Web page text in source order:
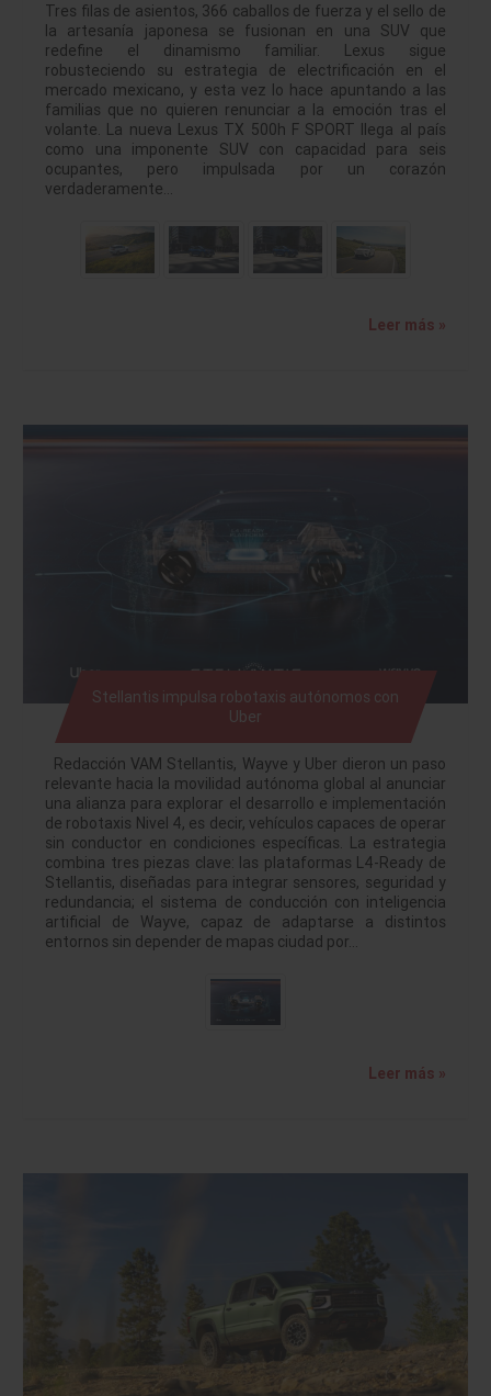
Tres filas de asientos, 366 caballos de fuerza y el sello de
la artesanía japonesa se fusionan en una SUV que
redefine el dinamismo familiar. Lexus sigue
robusteciendo su estrategia de electrificación en el
mercado mexicano, y esta vez lo hace apuntando a las
familias que no quieren renunciar a la emoción tras el
volante. La nueva Lexus TX 500h F SPORT llega al país
como una imponente SUV con capacidad para seis
ocupantes, pero impulsada por un corazón
verdaderamente…
Leer más »
Stellantis impulsa robotaxis autónomos con
Uber
Redacción VAM Stellantis, Wayve y Uber dieron un paso
relevante hacia la movilidad autónoma global al anunciar
una alianza para explorar el desarrollo e implementación
de robotaxis Nivel 4, es decir, vehículos capaces de operar
sin conductor en condiciones específicas. La estrategia
combina tres piezas clave: las plataformas L4-Ready de
Stellantis, diseñadas para integrar sensores, seguridad y
redundancia; el sistema de conducción con inteligencia
artificial de Wayve, capaz de adaptarse a distintos
entornos sin depender de mapas ciudad por…
Leer más »